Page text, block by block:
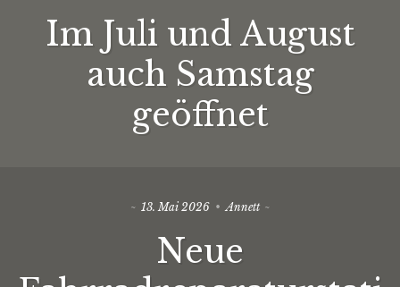
Im Juli und August
auch Samstag
geöffnet
13. Mai 2026 Annett
Neue